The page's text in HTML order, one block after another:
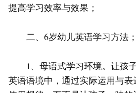
提高学习效率与效果；
二、6岁幼儿英语学习方法；
1、母语式学习环境。让孩
英语语境中，通过实际运用与